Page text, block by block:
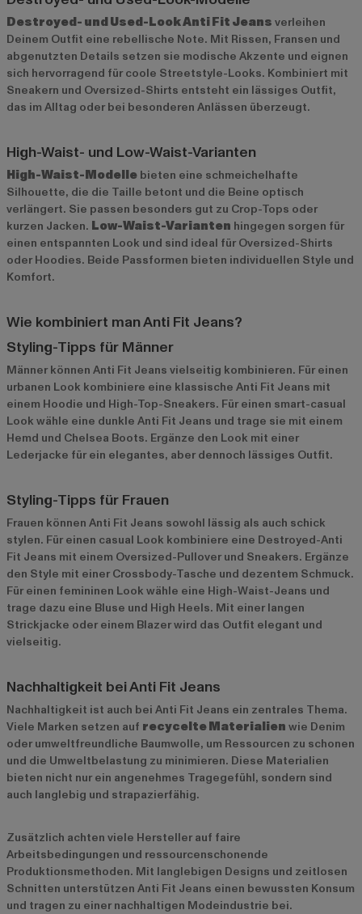
Destroyed- und Used-Look Anti Fit Jeans verleihen
Deinem Outfit eine rebellische Note. Mit Rissen, Fransen und
abgenutzten Details setzen sie modische Akzente und eignen
sich hervorragend für coole Streetstyle-Looks. Kombiniert mit
Sneakern und Oversized-Shirts entsteht ein lässiges Outfit,
das im Alltag oder bei besonderen Anlässen überzeugt.
High-Waist- und Low-Waist-Varianten
High-Waist-Modelle bieten eine schmeichelhafte
Silhouette, die die Taille betont und die Beine optisch
verlängert. Sie passen besonders gut zu Crop-Tops oder
kurzen Jacken. Low-Waist-Varianten hingegen sorgen für
einen entspannten Look und sind ideal für Oversized-Shirts
oder Hoodies. Beide Passformen bieten individuellen Style und
Komfort.
Wie kombiniert man Anti Fit Jeans?
Styling-Tipps für Männer
Männer können Anti Fit Jeans vielseitig kombinieren. Für einen
urbanen Look kombiniere eine klassische Anti Fit Jeans mit
einem Hoodie und High-Top-Sneakers. Für einen smart-casual
Look wähle eine dunkle Anti Fit Jeans und trage sie mit einem
Hemd und Chelsea Boots. Ergänze den Look mit einer
Lederjacke für ein elegantes, aber dennoch lässiges Outfit.
Styling-Tipps für Frauen
Frauen können Anti Fit Jeans sowohl lässig als auch schick
stylen. Für einen casual Look kombiniere eine Destroyed-Anti
Fit Jeans mit einem Oversized-Pullover und Sneakers. Ergänze
den Style mit einer Crossbody-Tasche und dezentem Schmuck.
Für einen femininen Look wähle eine High-Waist-Jeans und
trage dazu eine Bluse und High Heels. Mit einer langen
Strickjacke oder einem Blazer wird das Outfit elegant und
vielseitig.
Nachhaltigkeit bei Anti Fit Jeans
Nachhaltigkeit ist auch bei Anti Fit Jeans ein zentrales Thema.
Viele Marken setzen auf recycelte Materialien wie Denim
oder umweltfreundliche Baumwolle, um Ressourcen zu schonen
und die Umweltbelastung zu minimieren. Diese Materialien
bieten nicht nur ein angenehmes Tragegefühl, sondern sind
auch langlebig und strapazierfähig.
Zusätzlich achten viele Hersteller auf faire
Arbeitsbedingungen und ressourcenschonende
Produktionsmethoden. Mit langlebigen Designs und zeitlosen
Schnitten unterstützen Anti Fit Jeans einen bewussten Konsum
und tragen zu einer nachhaltigen Modeindustrie bei.